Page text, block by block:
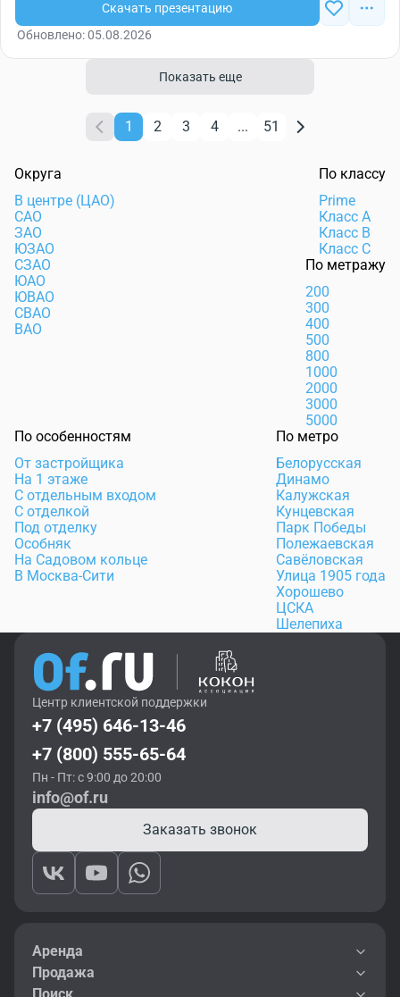
Скачать презентацию
Обновлено: 05.08.2026
Показать еще
1 2 3 4 ... 51
Округа
В центре (ЦАО)
САО
ЗАО
ЮЗАО
СЗАО
ЮАО
ЮВАО
СВАО
ВАО
По классу
Prime
Класс А
Класс В
Класс С
По метражу
200
300
400
500
800
1000
2000
3000
5000
По особенностям
От застройщика
На 1 этаже
С отдельным входом
С отделкой
Под отделку
Особняк
На Садовом кольце
В Москва-Сити
По метро
Белорусская
Динамо
Калужская
Кунцевская
Парк Победы
Полежаевская
Савёловская
Улица 1905 года
Хорошево
ЦСКА
Шелепиха
Центр клиентской поддержки
+7 (495) 646-13-46
+7 (800) 555-65-64
Пн - Пт: с 9:00 до 20:00
info@of.ru
Заказать звонок
Аренда
Продажа